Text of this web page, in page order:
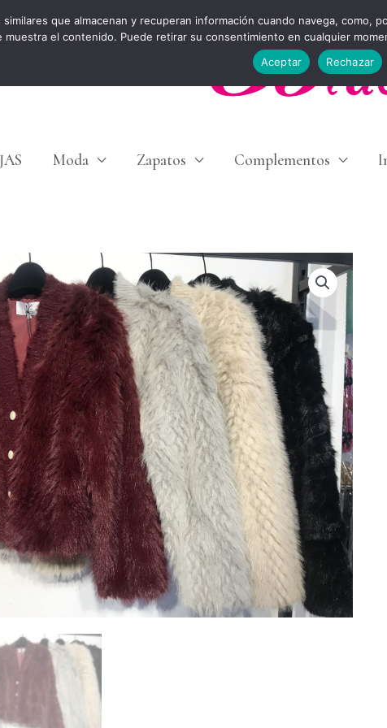
Moda Zapatos Complementos
que almacenan y recuperan información cuando navega,
muestra el contenido. Puede retirar su consentimiento en cualquier
Aceptar
Rechazar